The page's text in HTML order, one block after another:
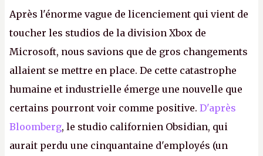
Après l'énorme vague de licenciement qui vient de
toucher les studios de la division Xbox de
Microsoft, nous savions que de gros changements
allaient se mettre en place. De cette catastrophe
humaine et industrielle émerge une nouvelle que
certains pourront voir comme positive. D'après
Bloomberg, le studio californien Obsidian, qui
aurait perdu une cinquantaine d'employés (un